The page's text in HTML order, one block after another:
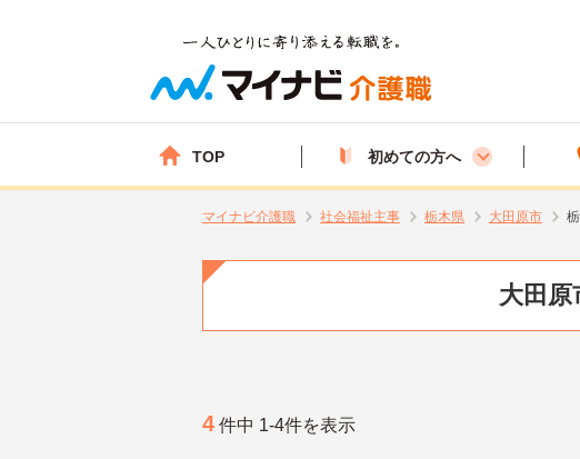
TOP 初めての方へ
マイナビ介護職 社会福祉主事 栃木県 大田原市
大田原
4 件中 1-4件を表示